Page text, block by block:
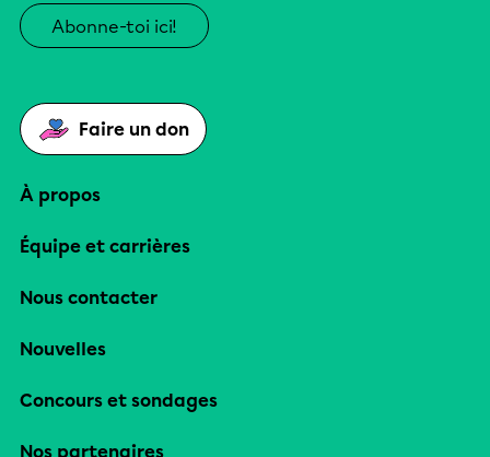
Abonne-toi ici!
Faire un don
À propos
Équipe et carrières
Nous contacter
Nouvelles
Concours et sondages
Nos partenaires